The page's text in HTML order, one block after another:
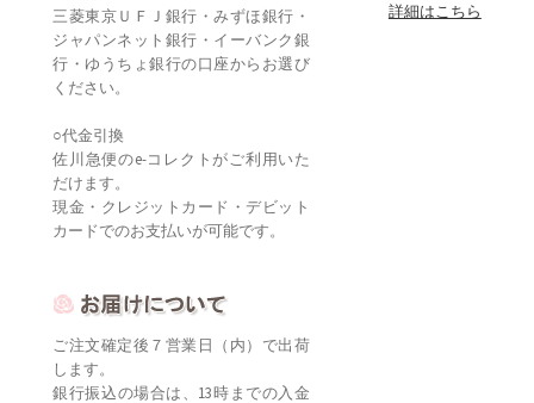
三菱東京ＵＦＪ銀行・みずほ銀行・
ジャパンネット銀行・イーバンク銀
行・ゆうちょ銀行の口座からお選び
ください。
○代金引換
佐川急便のe-コレクトがご利用いた
だけます。
現金・クレジットカード・デビット
カードでのお支払いが可能です。
詳細はこちら
ご注文確定後７営業日（内）で出荷
します。
銀行振込の場合は、13時までの入金